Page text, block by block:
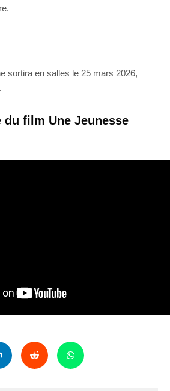
sortira en salles le 25 mars 2026,
du film Une Jeunesse